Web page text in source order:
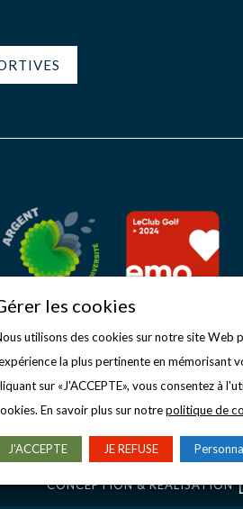
CONCEPTION & RÉALISATION
les cookies
utilisons des cookies sur notre site Web
la plus pertinente en mémorisant
sur «J'ACCEPTE», vous consentez à
En savoir plus sur notrepolitique de
J'ACCEPTE JE REFUSE